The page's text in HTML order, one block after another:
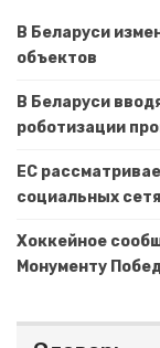
В Беларуси
объектов
В Беларуси
роботизации
ЕС
социальных
Хоккейное
Монументу